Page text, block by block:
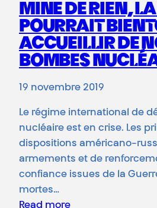
MINE DE RIEN,
POURRAIT
ACCUEILLIR DE
BOMBES
19 novembre 2019
Le régime international de
nucléaire est en crise. Les
dispositions américano-
armements et de
confiance issues de la
mortes…
Read more